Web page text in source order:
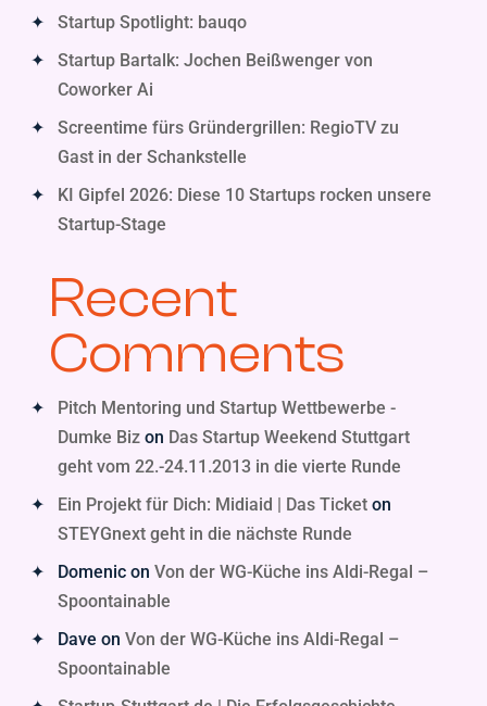
Startup Spotlight: bauqo
Startup Bartalk: Jochen Beißwenger von
Coworker Ai
Screentime fürs Gründergrillen: RegioTV zu
Gast in der Schankstelle
KI Gipfel 2026: Diese 10 Startups rocken unsere
Startup-Stage
Recent
Comments
Pitch Mentoring und Startup Wettbewerbe -
Dumke Bizon Das Startup Weekend Stuttgart
geht vom 22.-24.11.2013 in die vierte Runde
Ein Projekt für Dich: Midiaid | Das Ticketon
STEYGnext geht in die nächste Runde
Domenicon Von der WG-Küche ins Aldi-Regal –
Spoontainable
Dave on Von der WG-Küche ins Aldi-Regal –
Spoontainable